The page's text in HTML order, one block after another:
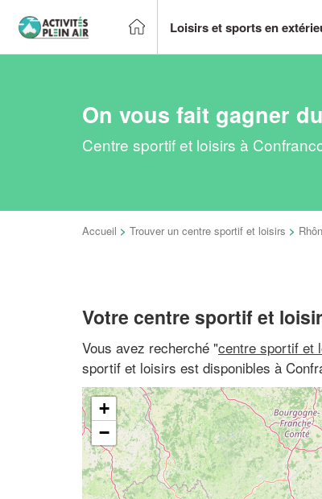
Loisirs et sports en
On vous fait gagner
Centre sportif et loisirs à
Accueil > Trouver un centre sportif et loisirs >
Votre centre sportif et
Vous avez recherché "centre sportif et
sportif et loisirs est disponibles à
+
−